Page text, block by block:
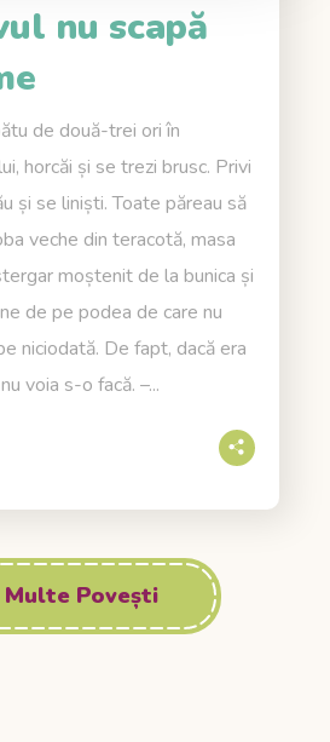
nu scapă
de două-trei ori în
horcăi și se trezi brusc. Privi
și se liniști. Toate păreau să
veche din teracotă, masa
moștenit de la bunica și
de pe podea de care nu
niciodată. De fapt, dacă era
voia s-o facă. –...
Multe Povești